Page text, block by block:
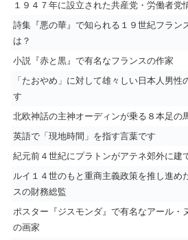
１９４７年に設立された共産党・労働者党
詩集『悪の華』で知られる１９世紀フラン
は？
小説『赤と黒』で有名なフランスの作家
「たおやめ」に対して雄々しい日本人男性
す
北欧神話の主神オーディンが乗る８本足の
英語で「現地時間」を指す言葉です
紀元前４世紀にプラトンがアテネ郊外に建
ルイ１４世のもと重商主義政策を推し進め
スの財務総監
ポスター『ジスモンダ』で有名なアール・
の画家